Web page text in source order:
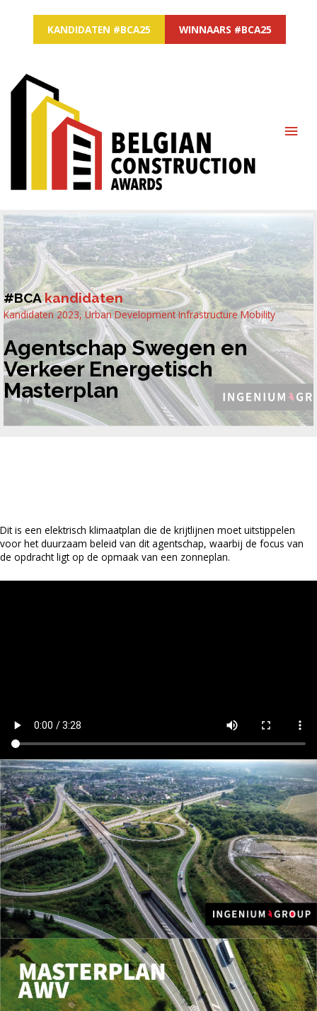
KANDIDATEN #BCA25 WINNAARS #BCA25
#BCA kandidaten
Kandidaten 2023, Urban Development Infrastructure Mobility
Agentschap Swegen en
Verkeer Energetisch
Masterplan
Dit is een elektrisch klimaatplan die de krijtlijnen moet uitstippelen
voor het duurzaam beleid van dit agentschap, waarbij de focus van
de opdracht ligt op de opmaak van een zonneplan.